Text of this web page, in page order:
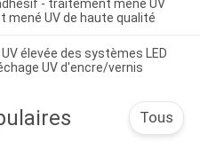
- traitement mené UV
UV de haute qualité
élevée des systèmes LED
UV d'encre/vernis
Tous